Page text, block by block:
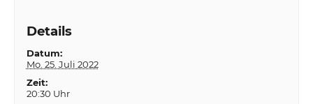
Details
Datum:
Mo. 25. Juli 2022
Zeit:
20:30 Uhr